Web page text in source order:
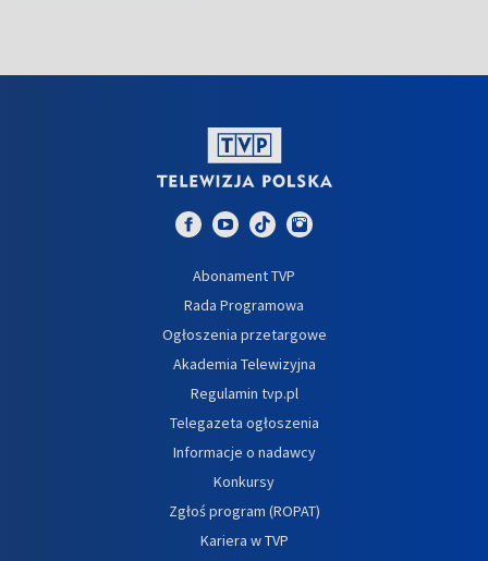
Abonament TVP
Rada Programowa
Ogłoszenia przetargowe
Akademia Telewizyjna
Regulamin tvp.pl
Telegazeta ogłoszenia
Informacje o nadawcy
Konkursy
Zgłoś program (ROPAT)
Kariera w TVP